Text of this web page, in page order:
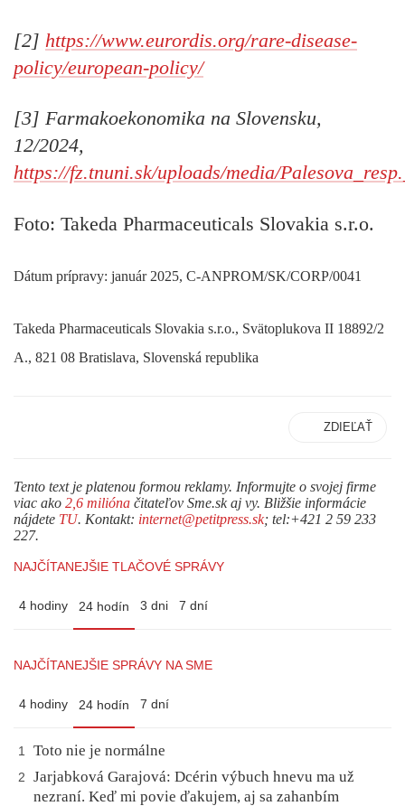
[2] https://www.eurordis.org/rare-disease-
policy/european-policy/
[3] Farmakoekonomika na Slovensku,
12/2024,
https://fz.tnuni.sk/uploads/media/
Foto: Takeda Pharmaceuticals Slovakia s.r.o.
Dátum prípravy: január 2025, C-ANPROM/SK/CORP/0041
Takeda Pharmaceuticals Slovakia s.r.o., Svätoplukova II 18892/2
A., 821 08 Bratislava, Slovenská republika
ZDIEĽAŤ
Tento text je platenou formou reklamy. Informujte o svojej firme
viac ako 2,6 milióna čitateľov Sme.sk aj vy. Bližšie informácie
nájdete TU. Kontakt: internet@petitpress.sk; tel:+421 2 59 233
227.
NAJČÍTANEJŠIE TLAČOVÉ SPRÁVY
4 hodiny 24 hodín 3 dni 7 dní
NAJČÍTANEJŠIE SPRÁVY NA SME
4 hodiny 24 hodín 7 dní
1 Toto nie je normálne
2
Jarjabková Garajová: Dcérin výbuch hnevu ma už
nezraní. Keď mi povie ďakujem, aj sa zahanbím